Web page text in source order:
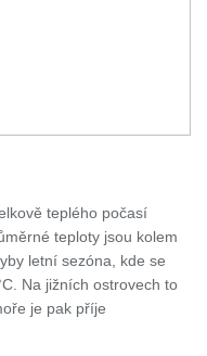
teplého počasí
teploty jsou kolem
letní sezóna, kde se
Na jižních ostrovech to
je pak příje